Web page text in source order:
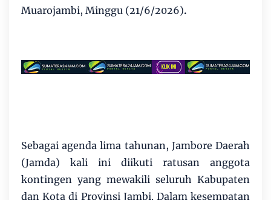
Muarojambi, Minggu (21/6/2026).
Sebagai agenda lima tahunan, Jambore Daerah
(Jamda) kali ini diikuti ratusan anggota
kontingen yang mewakili seluruh Kabupaten
dan Kota di Provinsi Jambi. Dalam kesempatan